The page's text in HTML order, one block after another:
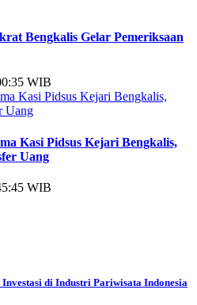
Bengkalis Gelar Pemeriksaan
WIB
Kasi Pidsus Kejari Bengkalis,
Uang
WIB
di Industri Pariwisata Indonesia